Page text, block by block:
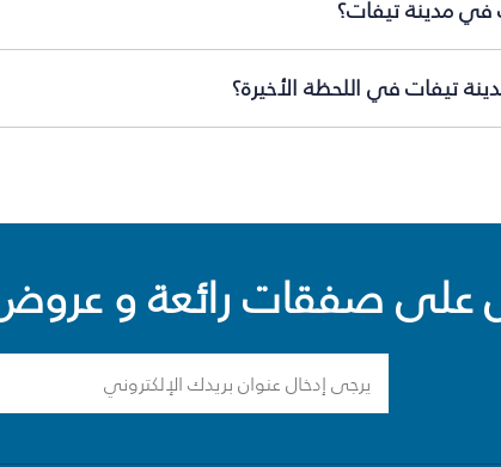
في مدينة تيفات؟
تيفات في اللحظة الأخيرة؟
على صفقات رائعة و